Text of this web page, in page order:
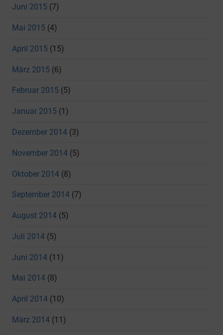
Juni 2015 (7)
Mai 2015 (4)
April 2015 (15)
März 2015 (6)
Februar 2015 (5)
Januar 2015 (1)
Dezember 2014 (3)
November 2014 (5)
Oktober 2014 (8)
September 2014 (7)
August 2014 (5)
Juli 2014 (5)
Juni 2014 (11)
Mai 2014 (8)
April 2014 (10)
März 2014 (11)